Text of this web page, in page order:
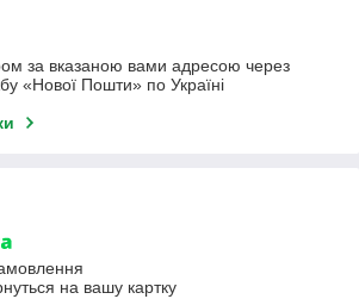
за вказаною вами адресою через
«Нової Пошти» по Україні
на вашу картку